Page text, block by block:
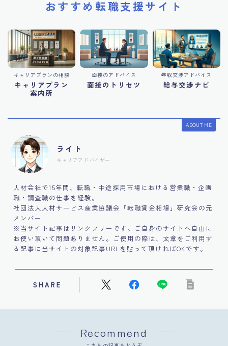
おすすめ転職支援サイト
キャリアプランの相談
キャリアプラン
案内所
面接のアドバイス
面接のトリセツ
年収交渉アドバイス
給与交渉ナビ
ABOUT ME
ライト
キャリアアドバイザー
人材会社で15年間、転職・中途採用市場における営業職・企画
職・調査職の仕事を経験。
社団法人人材サービス産業協議会「転職賃金相場」研究会の元
メンバー
※当サイト記事はリンクフリーです。ご自身のサイトへ自由に
お使い頂いて問題ありません。ご使用の際は、文章をご利用す
る記事に当サイトの対象記事URLを貼って頂ければOKです。
SHARE
Recommend